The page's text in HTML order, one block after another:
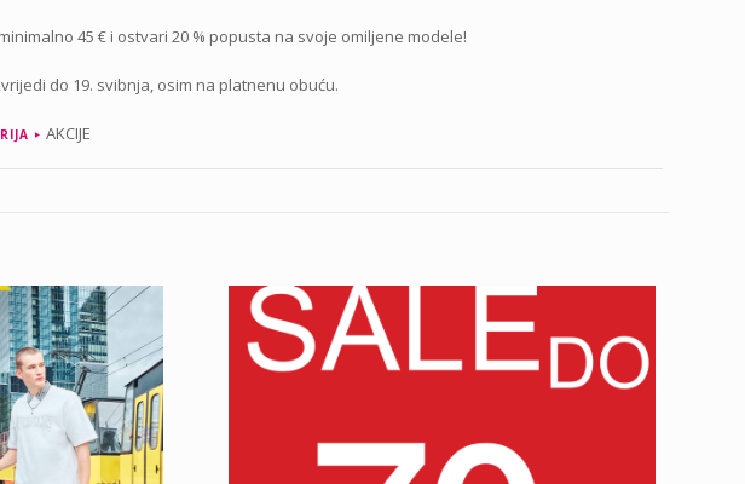
45 € i ostvari 20 % popusta na svoje omiljene modele!
do 19. svibnja, osim na platnenu obuću.
AKCIJE